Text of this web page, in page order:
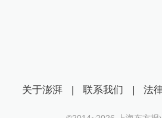
关于澎湃 | 联系我们 | 法